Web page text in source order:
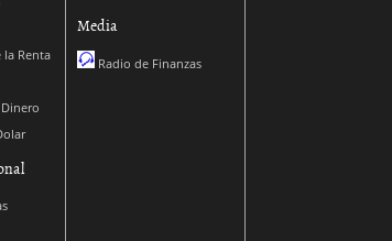
la Renta
Media
Radio de Finanzas